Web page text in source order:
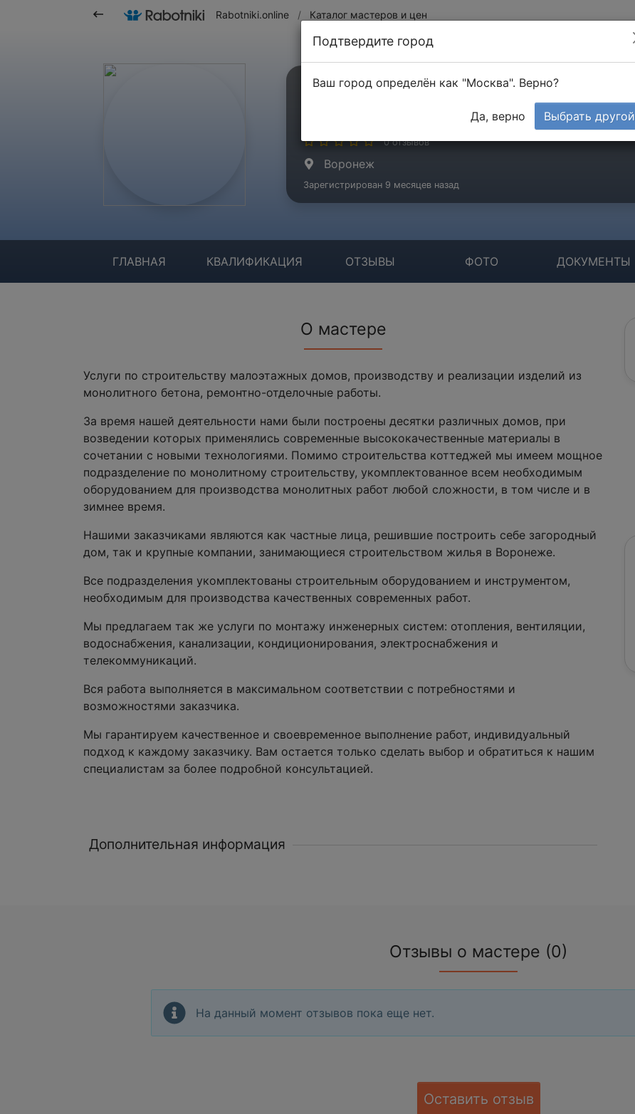
Rabotniki.online / Каталог мастеров и цен
Сергеевич Роман
0 отзывов
Воронеж
Зарегистрирован 9 месяцев назад
ГЛАВНАЯ КВАЛИФИКАЦИЯ ОТЗЫВЫ ФОТО ДОКУМЕНТЫ
О мастере
Услуги по строительству малоэтажных домов, производству и реализации изделий из
монолитного бетона, ремонтно-отделочные работы.
За время нашей деятельности нами были построены десятки различных домов, при
возведении которых применялись современные высококачественные материалы в
сочетании с новыми технологиями. Помимо строительства коттеджей мы имеем мощное
подразделение по монолитному строительству, укомплектованное всем необходимым
оборудованием для производства монолитных работ любой сложности, в том числе и в
зимнее время.
Нашими заказчиками являются как частные лица, решившие построить себе загородный
дом, так и крупные компании, занимающиеся строительством жилья в Воронеже.
Все подразделения укомплектованы строительным оборудованием и инструментом,
необходимым для производства качественных современных работ.
Мы предлагаем так же услуги по монтажу инженерных систем: отопления, вентиляции,
водоснабжения, канализации, кондиционирования, электроснабжения и
телекоммуникаций.
Вся работа выполняется в максимальном соответствии с потребностями и
возможностями заказчика.
Мы гарантируем качественное и своевременное выполнение работ, индивидуальный
подход к каждому заказчику. Вам остается только сделать выбор и обратиться к нашим
специалистам за более подробной консультацией.
Дополнительная информация
Отзывы о мастере (0)
На данный момент отзывов пока еще нет.
Оставить отзыв
Подтвердите город
Ваш город определён как "Москва". Верно?
Да, верно Выбрать другой